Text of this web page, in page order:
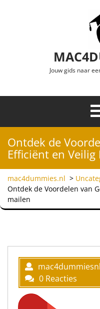
Jouw gids naar
Ontdek de
Efficiënt en Veilig
mac4dummies.nl >
Ontdek de Voordelen van
mailen
mac4dummiesnl
0 Reacties